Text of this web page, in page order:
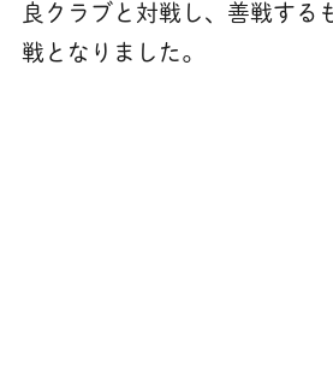
良クラブと対戦し、善戦する
戦となりました。